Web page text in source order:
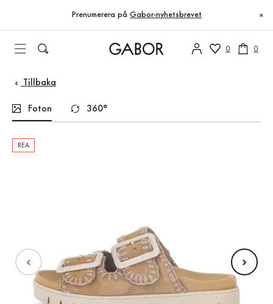
Till innehållsförteckning
Till huvudnavigation
Prenumerera på Gabor-nyhetsbrevet ×
0 0
Tillbaka
Foton 360°
REA